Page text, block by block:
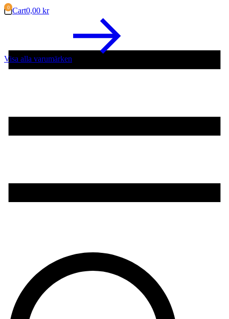
Visa alla varumärken
Cart0,00 kr